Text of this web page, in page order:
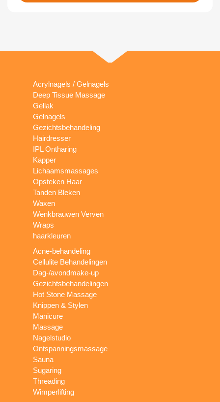
Acrylnagels / Gelnagels
Deep Tissue Massage
Gellak
Gelnagels
Gezichtsbehandeling
Hairdresser
IPL Ontharing
Kapper
Lichaamsmassages
Opsteken Haar
Tanden Bleken
Waxen
Wenkbrauwen Verven
Wraps
haarkleuren
Acne-behandeling
Cellulite Behandelingen
Dag-/avondmake-up
Gezichtsbehandelingen
Hot Stone Massage
Knippen & Stylen
Manicure
Massage
Nagelstudio
Ontspanningsmassage
Sauna
Sugaring
Threading
Wimperlifting